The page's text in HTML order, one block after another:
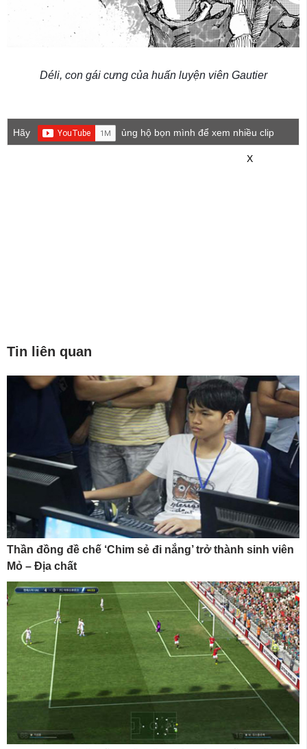
Déli, con gái cưng của huấn luyện viên Gautier
Hãy
ủng hộ bọn mình để xem nhiều clip
X
Tin liên quan
Thần đồng đề chế ‘Chim sẻ đi nắng’ trở thành sinh viên
Mỏ – Địa chất